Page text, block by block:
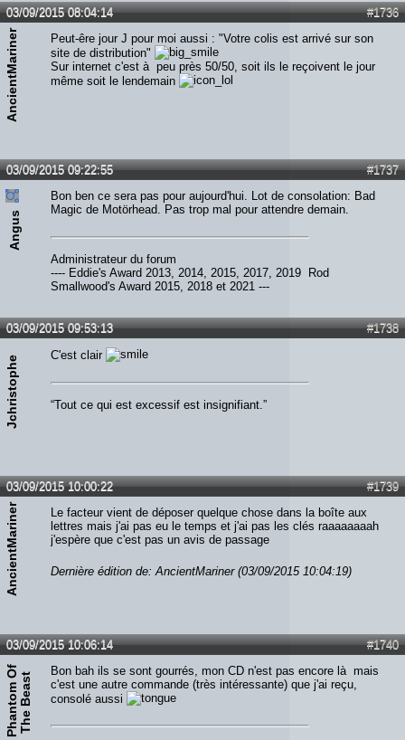
#1736
03/09/2015 08:04:14
AncientMariner
Peut-êre jour J pour moi aussi : "Votre colis est arrivé sur son
site de distribution"
Sur internet c'est à peu près 50/50, soit ils le reçoivent le jour
même soit le lendemain
#1737
03/09/2015 09:22:55
Angus
Bon ben ce sera pas pour aujourd'hui. Lot de consolation: Bad
Magic de Motörhead. Pas trop mal pour attendre demain.
Administrateur du forum
---- Eddie's Award 2013, 2014, 2015, 2017, 2019 Rod
Smallwood's Award 2015, 2018 et 2021 ---
#1738
03/09/2015 09:53:13
Jchristophe C'est clair
“Tout ce qui est excessif est insignifiant.”
#1739
03/09/2015 10:00:22
AncientMariner
Le facteur vient de déposer quelque chose dans la boîte aux
lettres mais j'ai pas eu le temps et j'ai pas les clés raaaaaaaah
j'espère que c'est pas un avis de passage
Dernière édition de: AncientMariner (03/09/2015 10:04:19)
#1740
03/09/2015 10:06:14
P
h
a
n
t
o
m
O
f
T
h
e
B
e
a
st
Bon bah ils se sont gourrés, mon CD n'est pas encore là mais
c'est une autre commande (très intéressante) que j'ai reçu,
consolé aussi